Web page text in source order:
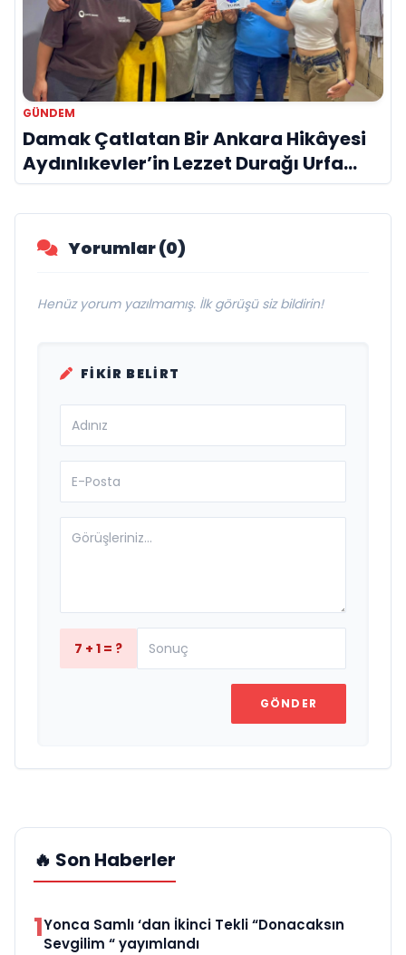
GÜNDEM
Damak Çatlatan Bir Ankara Hikâyesi
Aydınlıkevler’in Lezzet Durağı Urfa
Damak
Yorumlar (0)
Henüz yorum yazılmamış. İlk görüşü siz bildirin!
FIKIR BELIRT
7 + 1 = ?
GÖNDER
🔥 Son Haberler
1Yonca Samlı ‘dan İkinci Tekli “Donacaksın
Sevgilim “ yayımlandı